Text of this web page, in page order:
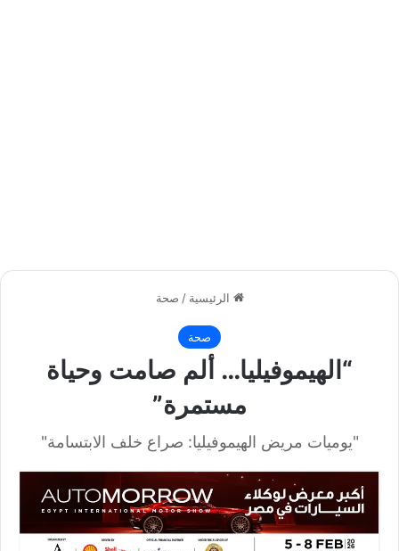
الرئيسية / صحة
صحة
“الهيموفيليا… ألم صامت وحياة
مستمرة”
"يوميات مريض الهيموفيليا: صراع خلف الابتسامة"